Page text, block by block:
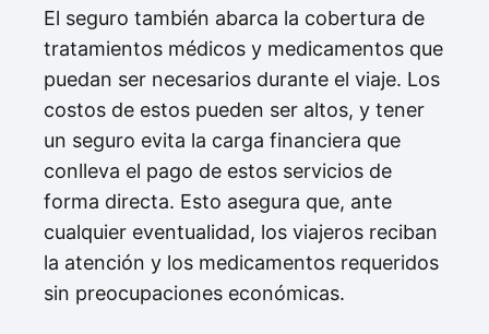
El seguro también abarca la cobertura de
tratamientos médicos y medicamentos que
puedan ser necesarios durante el viaje. Los
costos de estos pueden ser altos, y tener
un seguro evita la carga financiera que
conlleva el pago de estos servicios de
forma directa. Esto asegura que, ante
cualquier eventualidad, los viajeros reciban
la atención y los medicamentos requeridos
sin preocupaciones económicas.